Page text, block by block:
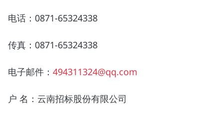
电话：0871-65324338
传真：0871-65324338
电子邮件： 494311324@qq.com
户 名：云南招标股份有限公司